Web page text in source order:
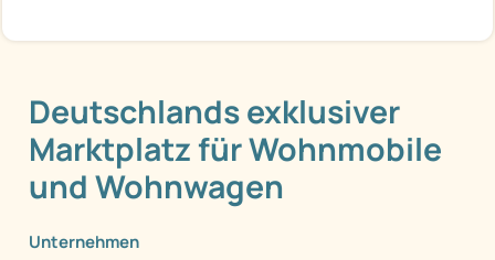
Deutschlands exklusiver
Marktplatz für Wohnmobile
und Wohnwagen
Unternehmen